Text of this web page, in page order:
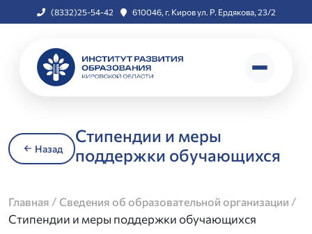
(8332)25-54-42 610046, г. Киров ул. Р. Ердякова, 23/2
Назад
Стипендии и меры
поддержки обучающихся
Главная / Сведения об образовательной организации /
Стипендии и меры поддержки обучающихся